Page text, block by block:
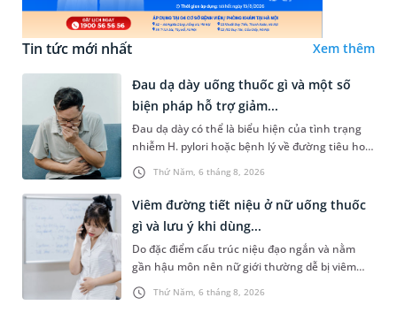
Tin tức mới nhất Xem thêm
Thứ Năm, 6 tháng 8, 2026
Đau dạ dày uống thuốc gì và một số
biện pháp hỗ trợ giảm...
Đau dạ dày có thể là biểu hiện của tình trạng
nhiễm H. pylori hoặc bệnh lý về đường tiêu hoá
khác. Dựa theo nguyên nhân cụ thể, bác sĩ sẽ
cân nhắc chỉ định p...
Thứ Năm, 6 tháng 8, 2026
Viêm đường tiết niệu ở nữ uống thuốc
gì và lưu ý khi dùng...
Do đặc điểm cấu trúc niệu đạo ngắn và nằm
gần hậu môn nên nữ giới thường dễ bị viêm
đường tiết niệu hơn nam giới. Tùy theo nguyên
nhân, mức độ nhiễm trùng và...